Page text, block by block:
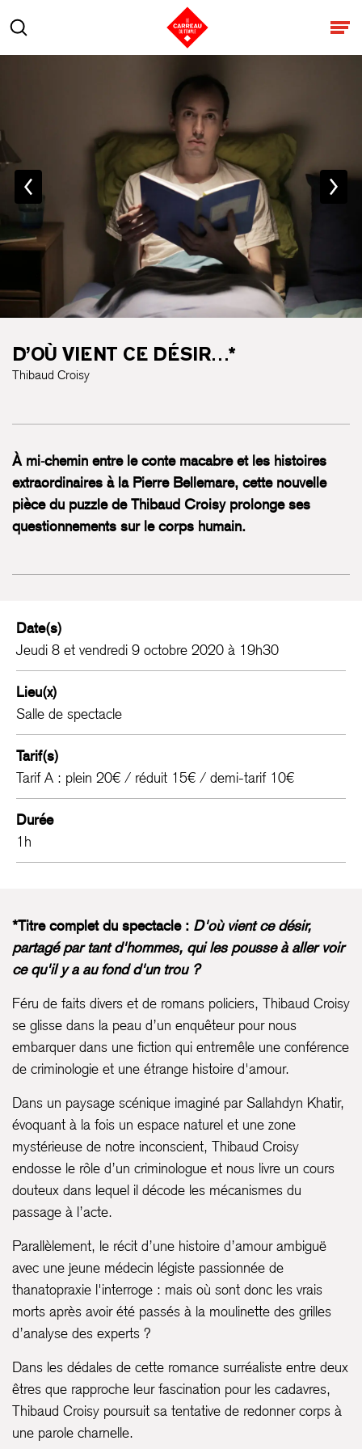
Rechercher
D’OÙ VIENT CE DÉSIR…*
Thibaud Croisy
À mi-chemin entre le conte macabre et les histoires
extraordinaires à la Pierre Bellemare, cette nouvelle
pièce du puzzle de Thibaud Croisy prolonge ses
questionnements sur le corps humain.
Date(s)
Jeudi 8 et vendredi 9 octobre 2020 à 19h30
Lieu(x)
Salle de spectacle
Tarif(s)
Tarif A : plein 20€ / réduit 15€ / demi-tarif 10€
Durée
1h
*Titre complet du spectacle : D'où vient ce désir,
partagé par tant d'hommes, qui les pousse à aller voir
ce qu'il y a au fond d'un trou ?
Féru de faits divers et de romans policiers, Thibaud Croisy
se glisse dans la peau d’un enquêteur pour nous
embarquer dans une fiction qui entremêle une conférence
de criminologie et une étrange histoire d'amour.
Dans un paysage scénique imaginé par Sallahdyn Khatir,
évoquant à la fois un espace naturel et une zone
mystérieuse de notre inconscient, Thibaud Croisy
endosse le rôle d’un criminologue et nous livre un cours
douteux dans lequel il décode les mécanismes du
passage à l’acte.
Parallèlement, le récit d’une histoire d’amour ambiguë
avec une jeune médecin légiste passionnée de
thanatopraxie l'interroge : mais où sont donc les vrais
morts après avoir été passés à la moulinette des grilles
d’analyse des experts ?
Dans les dédales de cette romance surréaliste entre deux
êtres que rapproche leur fascination pour les cadavres,
Thibaud Croisy poursuit sa tentative de redonner corps à
une parole charnelle.